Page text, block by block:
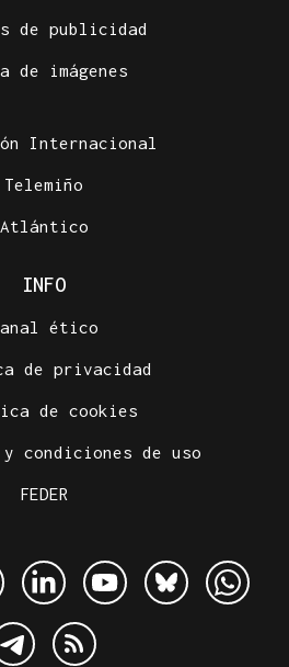
consolidan en Valdeorras
de publicidad
de imágenes
Internacional
Telemiño
Atlántico
INFO
ético
de privacidad
de cookies
condiciones de uso
FEDER